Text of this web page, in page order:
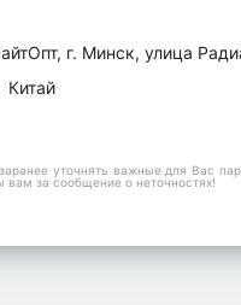
г. Минск, улица
Китай
уточнять важные для Вас
вам за сообщение о неточностях!